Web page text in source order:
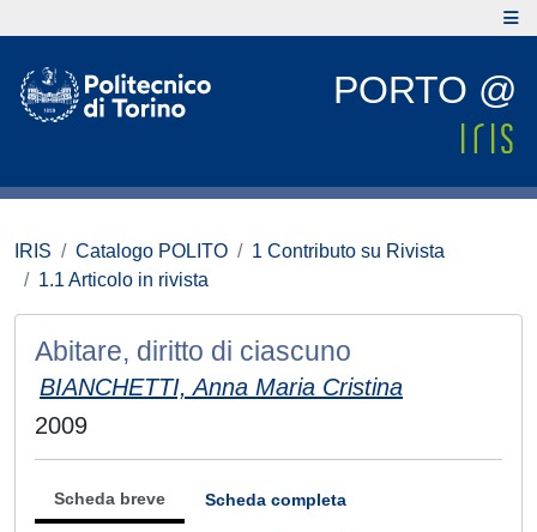
PORTO @
IRIS Catalogo POLITO
1 Contributo su Rivista
1.1 Articolo in rivista
Abitare, diritto di ciascuno
BIANCHETTI, Anna Maria Cristina
2009
Scheda breve Scheda completa